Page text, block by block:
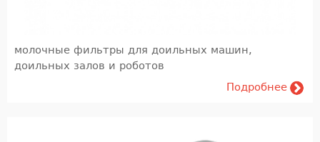
молочные фильтры для доильных машин,
доильных залов и роботов
Подробнее